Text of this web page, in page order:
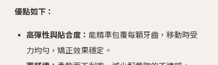
優點如下：
高彈性與貼合度： 能精準包覆每顆牙齒，移動時受
力均勻，矯正效果穩定。